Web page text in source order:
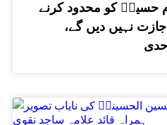
حسینؑ کو محدود کرنے
نہیں دیں گے،